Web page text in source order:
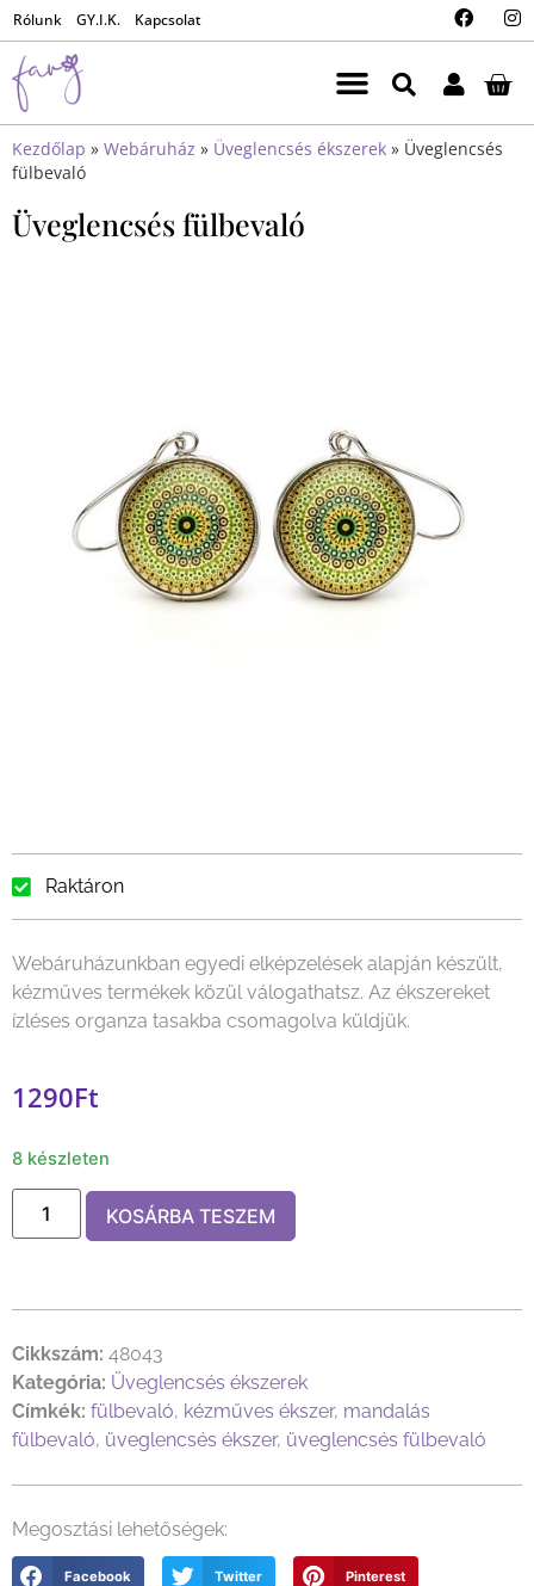
Rólunk GY.I.K. Kapcsolat
Kezdőlap » Webáruház » Üveglencsés ékszerek » Üveglencsés
fülbevaló
Üveglencsés fülbevaló
Raktáron
Webáruházunkban egyedi elképzelések alapján készült,
kézműves termékek közül válogathatsz. Az ékszereket
ízléses organza tasakba csomagolva küldjük.
1290Ft
8 készleten
KOSÁRBA TESZEM
Cikkszám: 48043
Kategória: Üveglencsés ékszerek
Címkék: fülbevaló, kézműves ékszer, mandalás
fülbevaló, üveglencsés ékszer, üveglencsés fülbevaló
Megosztási lehetőségek:
Facebook Twitter Pinterest